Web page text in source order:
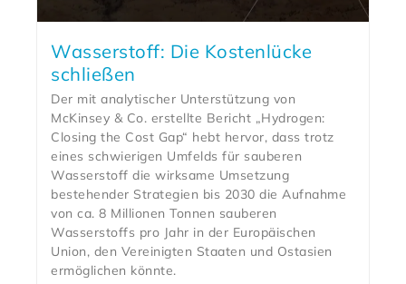
Wasserstoff: Die Kostenlücke
schließen
Der mit analytischer Unterstützung von
McKinsey & Co. erstellte Bericht „Hydrogen:
Closing the Cost Gap“ hebt hervor, dass trotz
eines schwierigen Umfelds für sauberen
Wasserstoff die wirksame Umsetzung
bestehender Strategien bis 2030 die Aufnahme
von ca. 8 Millionen Tonnen sauberen
Wasserstoffs pro Jahr in der Europäischen
Union, den Vereinigten Staaten und Ostasien
ermöglichen könnte.